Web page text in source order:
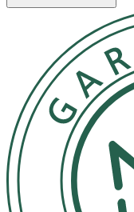
Copernicia Cerifera
Cetearyl Glucoside,
Lupulus Extract,